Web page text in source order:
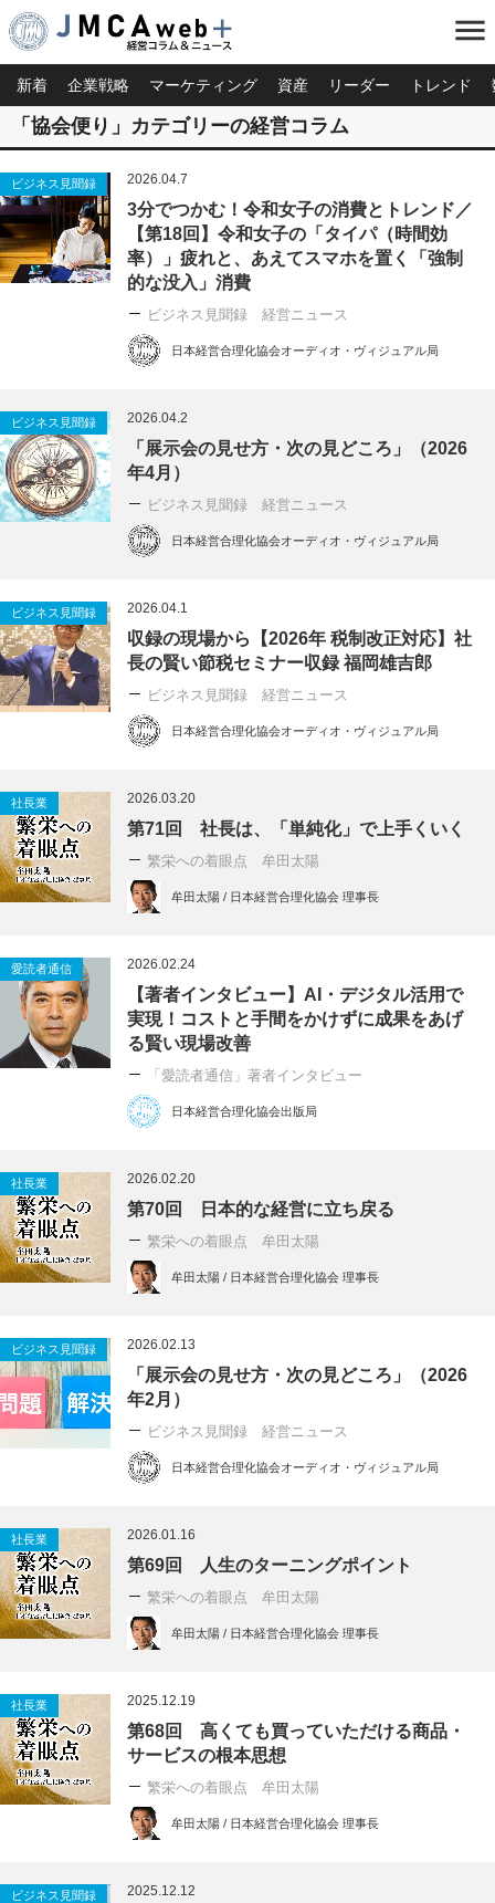
menu
新着 企業戦略 マーケティング 資産 リーダー トレンド
「協会便り」カテゴリーの経営コラム
ビジネス見聞録 2026.04.7
3分でつかむ！令和女子の消費とトレンド／
【第18回】令和女子の「タイパ（時間効
率）」疲れと、あえてスマホを置く「強制
的な没入」消費
ビジネス見聞録 経営ニュース
日本経営合理化協会オーディオ・ヴィジュアル局
ビジネス見聞録 2026.04.2
「展示会の見せ方・次の見どころ」（2026
年4月）
ビジネス見聞録 経営ニュース
日本経営合理化協会オーディオ・ヴィジュアル局
ビジネス見聞録 2026.04.1
収録の現場から【2026年 税制改正対応】社
長の賢い節税セミナー収録 福岡雄吉郎
ビジネス見聞録 経営ニュース
日本経営合理化協会オーディオ・ヴィジュアル局
社長業 2026.03.20
第71回 社長は、「単純化」で上手くいく
繁栄への着眼点 牟田太陽
牟田太陽 / 日本経営合理化協会 理事長
愛読者通信 2026.02.24
【著者インタビュー】AI・デジタル活用で
実現！コストと手間をかけずに成果をあげ
る賢い現場改善
「愛読者通信」著者インタビュー
日本経営合理化協会出版局
社長業 2026.02.20
第70回 日本的な経営に立ち戻る
繁栄への着眼点 牟田太陽
牟田太陽 / 日本経営合理化協会 理事長
ビジネス見聞録 2026.02.13
「展示会の見せ方・次の見どころ」（2026
年2月）
ビジネス見聞録 経営ニュース
日本経営合理化協会オーディオ・ヴィジュアル局
社長業 2026.01.16
第69回 人生のターニングポイント
繁栄への着眼点 牟田太陽
牟田太陽 / 日本経営合理化協会 理事長
社長業 2025.12.19
第68回 高くても買っていただける商品・
サービスの根本思想
繁栄への着眼点 牟田太陽
牟田太陽 / 日本経営合理化協会 理事長
ビジネス見聞録 2025.12.12